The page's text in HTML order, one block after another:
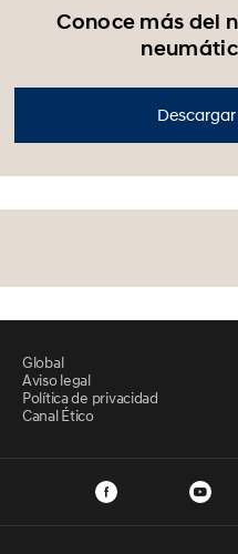
Conoce más del
Global
Aviso legal
Política de privacidad
Canal Ético